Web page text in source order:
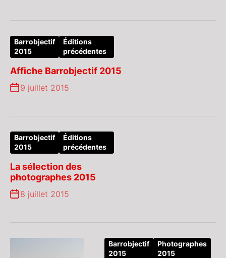
Barrobjectif
2015
Éditions
précédentes
Affiche Barrobjectif 2015
9 juillet 2015
Barrobjectif
2015
Éditions
précédentes
La sélection des
photographes 2015
8 juillet 2015
Barrobjectif
2015
Photographes
2015